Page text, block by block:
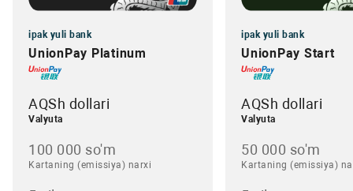
ipak yuli bank
UnionPay Platinum
AQSh dollari
Valyuta
100 000 so'm
Kartaning (emissiya) narxi
ipak yuli bank
UnionPay Start
AQSh dollari
Valyuta
50 000 so'm
Kartaning (emissiya)